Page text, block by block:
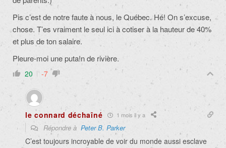
Pis c’est de notre faute à nous, le Québec. Hé! On s’excuse,
chose. T’es vraiment le seul ici à cotiser à la hauteur de 40%
et plus de ton salaire.
Pleure-moi une puta!n de rivière.
20 -7
le connard déchaîné 1 mois il y a
Répondre à Peter B. Parker
C’est toujours incroyable de voir du monde aussi esclave